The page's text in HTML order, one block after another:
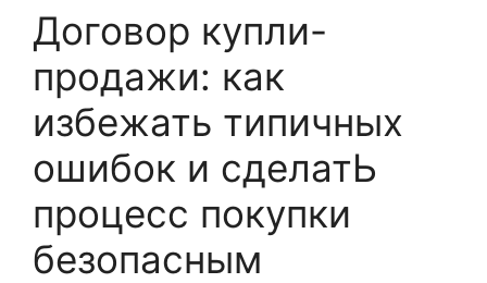
Договор купли-
продажи: как
избежать типичных
ошибок и сделатЬ
процесс покупки
безопасным